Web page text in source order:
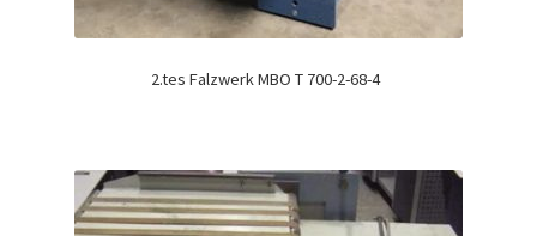
2.tes Falzwerk MBO T 700-2-68-4